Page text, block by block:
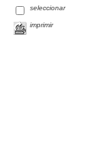
seleccionar
imprimir